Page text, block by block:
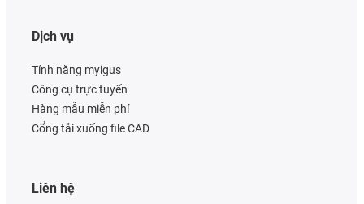
Dịch vụ
Tính năng myigus
Công cụ trực tuyến
Hàng mẫu miễn phí
Cổng tải xuống file CAD
Liên hệ